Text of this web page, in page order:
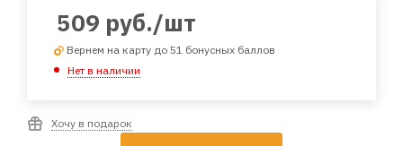
509 руб./шт
Вернем на карту до 51 бонусных баллов
Нет в наличии
Хочу в подарок